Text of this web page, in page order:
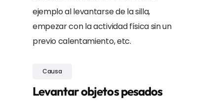
ejemplo al levantarse de la silla,
empezar con la actividad física sin un
previo calentamiento, etc.
Causa
Levantar objetos pesados